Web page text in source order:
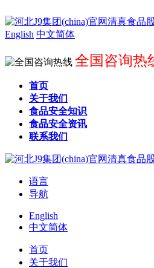
English 中文简体
全国咨询热
首页
关于我们
食品安全知识
食品安全资讯
联系我们
语言
导航
English
中文简体
首页
关于我们